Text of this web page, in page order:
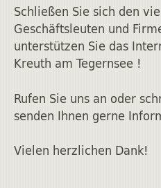
Schließen Sie sich den
Geschäftsleuten und
unterstützen Sie das
Kreuth am Tegernsee !
Rufen Sie uns an oder
senden Ihnen gerne
Vielen herzlichen Dank!